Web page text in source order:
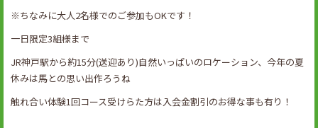
※ちなみに大人2名様でのご参加もOKです！
一日限定3組様まで
JR神戸駅から約15分(送迎あり)自然いっぱいのロケーション、今年の夏
休みは馬との思い出作ろうね
触れ合い体験1回コース受けらた方は入会金割引のお得な事も有り！